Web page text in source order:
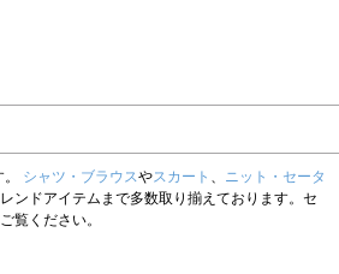
シャツ・ブラウスやスカート 、 ニット・セータ
ンドアイテムまで多数取り揃えております。セ
覧ください。